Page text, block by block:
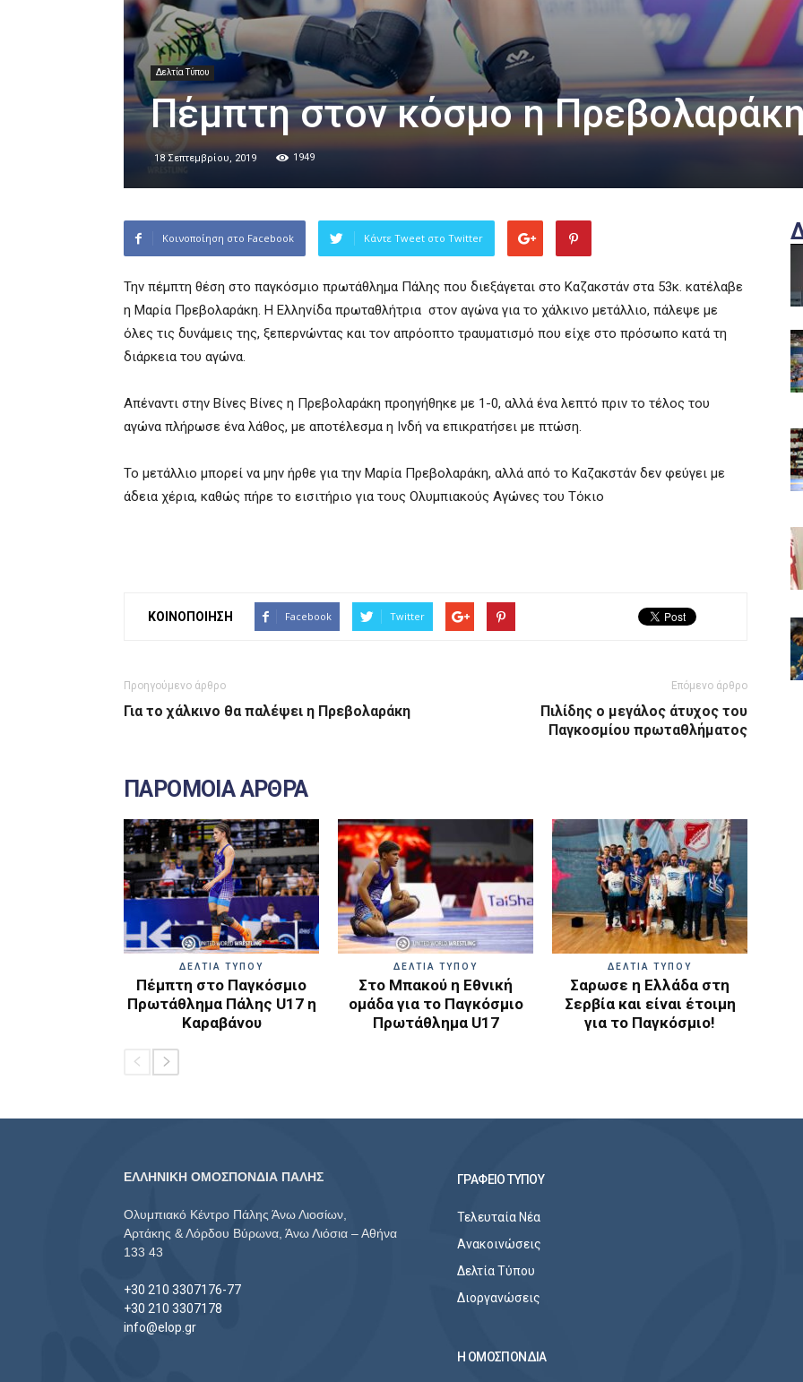
Δελτία Τύπου
Πέμπτη στον κόσμο η
18 Σεπτεμβρίου, 2019 1949
Κοινοποίηση στο Facebook Κάντε Tweet στο Twitter
Την πέμπτη θέση στο παγκόσμιο πρωτάθλημα Πάλης που διεξάγεται στο Καζακστάν στα 53κ. κατέλαβε
η Μαρία Πρεβολαράκη. Η Ελληνίδα πρωταθλήτρια στον αγώνα για το χάλκινο μετάλλιο, πάλεψε με
όλες τις δυνάμεις της, ξεπερνώντας και τον απρόοπτο τραυματισμό που είχε στο πρόσωπο κατά τη
διάρκεια του αγώνα.
Απέναντι στην Βίνες Βίνες η Πρεβολαράκη προηγήθηκε με 1-0, αλλά ένα λεπτό πριν το τέλος του
αγώνα πλήρωσε ένα λάθος, με αποτέλεσμα η Ινδή να επικρατήσει με πτώση.
Το μετάλλιο μπορεί να μην ήρθε για την Μαρία Πρεβολαράκη, αλλά από το Καζακστάν δεν φεύγει με
άδεια χέρια, καθώς πήρε το εισιτήριο για τους Ολυμπιακούς Αγώνες του Τόκιο
ΚΟΙΝΟΠΟΙΗΣΗ Facebook Twitter
Προηγούμενο άρθρο
Για το χάλκινο θα παλέψει η Πρεβολαράκη
Επόμενο άρθρο
Πιλίδης ο μεγάλος άτυχος του
Παγκοσμίου πρωταθλήματος
ΠΑΡΟΜΟΙΑ ΑΡΘΡΑ
ΔΕΛΤΙΑ ΤΥΠΟΥ
Πέμπτη στο Παγκόσμιο
Πρωτάθλημα Πάλης U17 η
Καραβάνου
ΔΕΛΤΙΑ ΤΥΠΟΥ
Στο Μπακού η Εθνική
ομάδα για το Παγκόσμιο
Πρωτάθλημα U17
ΔΕΛΤΙΑ ΤΥΠΟΥ
Σαρωσε η Ελλάδα στη
Σερβία και είναι έτοιμη
για το Παγκόσμιο!
ΕΛΛΗΝΙΚΗ ΟΜΟΣΠΟΝΔΙΑ ΠΑΛΗΣ
Ολυμπιακό Κέντρο Πάλης Άνω Λιοσίων,
Αρτάκης & Λόρδου Βύρωνα, Άνω Λιόσια – Αθήνα
133 43
+30 210 3307176-77
+30 210 3307178
info@elop.gr
ΓΡΑΦΕΙΟ ΤΥΠΟΥ
Τελευταία Νέα
Ανακοινώσεις
Δελτία Τύπου
Διοργανώσεις
Η ΟΜΟΣΠΟΝΔΙΑ